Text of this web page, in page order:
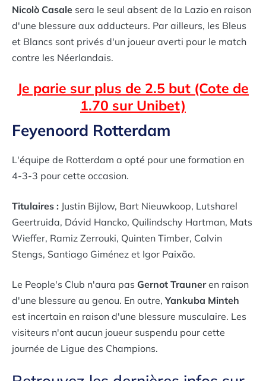
Nicolò Casale sera le seul absent de la Lazio en raison
d'une blessure aux adducteurs. Par ailleurs, les Bleus
et Blancs sont privés d'un joueur averti pour le match
contre les Néerlandais.
Je parie sur plus de 2.5 but (Cote de
1.70 sur Unibet)
Feyenoord Rotterdam
L'équipe de Rotterdam a opté pour une formation en
4-3-3 pour cette occasion.
Titulaires : Justin Bijlow, Bart Nieuwkoop, Lutsharel
Geertruida, Dávid Hancko, Quilindschy Hartman, Mats
Wieffer, Ramiz Zerrouki, Quinten Timber, Calvin
Stengs, Santiago Giménez et Igor Paixão.
Le People's Club n'aura pas Gernot Trauneren raison
d'une blessure au genou. En outre, Yankuba Minteh
est incertain en raison d'une blessure musculaire. Les
visiteurs n'ont aucun joueur suspendu pour cette
journée de Ligue des Champions.